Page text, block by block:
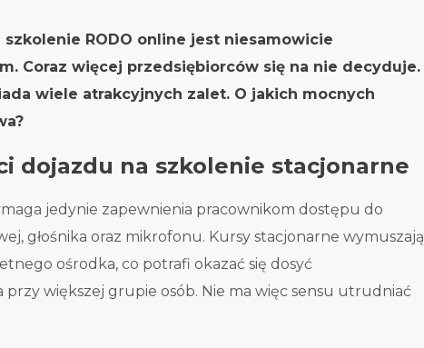
szkolenie RODO online jest niesamowicie
Coraz więcej przedsiębiorców się na nie decyduje.
wiele atrakcyjnych zalet. O jakich mocnych
dojazdu na szkolenie stacjonarne
jedynie zapewnienia pracownikom dostępu do
głośnika oraz mikrofonu. Kursy stacjonarne wymuszają
ośrodka, co potrafi okazać się dosyć
przy większej grupie osób. Nie ma więc sensu utrudniać